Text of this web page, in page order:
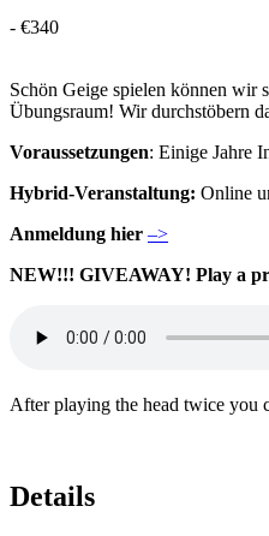
- €340
Schön Geige spielen können wir
Übungsraum! Wir durchstöbern
Voraussetzungen: Einige Jahre
Hybrid-Veranstaltung: Online
Anmeldung hier –>
NEW!!! GIVEAWAY! Play a
After playing the head twice you
Details